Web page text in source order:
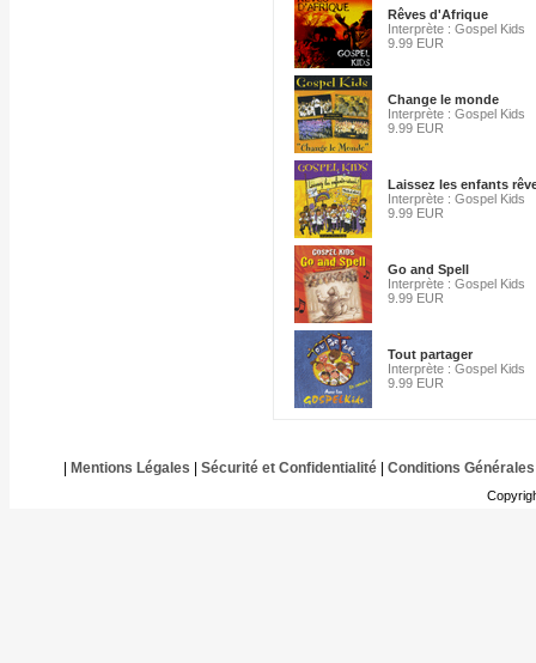
Rêves d'Afrique
Interprète : Gospel Kids
9.99 EUR
Change le monde
Interprète : Gospel Kids
9.99 EUR
Laissez les enfants
Interprète : Gospel Kids
9.99 EUR
Go and Spell
Interprète : Gospel Kids
9.99 EUR
Tout partager
Interprète : Gospel Kids
9.99 EUR
Mentions Légales Sécurité et Confidentialité| Conditions Générales